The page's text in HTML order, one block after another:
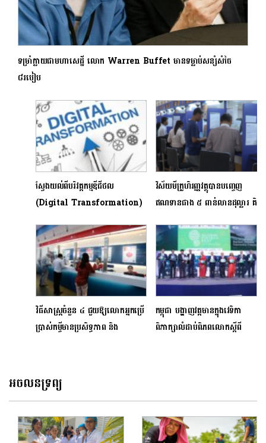
ទម្រាំក្លាយជាមហាសេដ្ឋី លោក Warren Buffet មានទម្លាប់សន្សំសំចៃ
៨របៀប
ស្វែងយល់ពីបរិវត្តកម្មឌីជីថល
(Digital Transformation)
វិស័យមីក្រូហិរញ្ញវត្ថុបានបញ្ចេញ
ឥណទានជាង ៥ ពាន់លានដុល្លារ គិត
វិធីសាស្ត្រចំនួន ៤ ជួយឱ្យលោកអ្នកប្រើ
ប្រាស់កម្ចីមានប្រសិទ្ធភាព និង
កម្ពុជា បង្ហាញវត្តមានក្នុងវេទិកា
ពិភាក្សាលំដាប់ពិភពលោកស្តីពី
អចលនទ្រព្យ